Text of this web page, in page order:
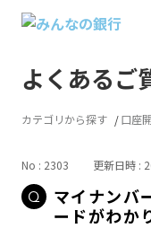
よくあるご
カテゴリから探す 口座
No : 2303 更新日時 :
マイナンバ
ードがわか